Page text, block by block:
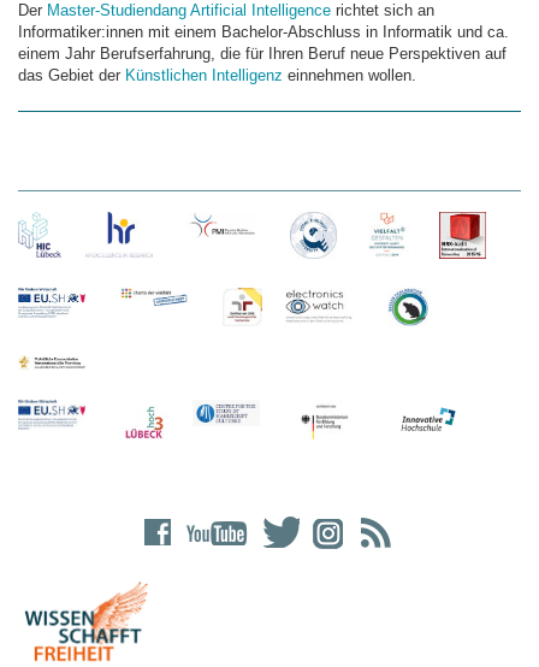
Der Master-Studiendang Artificial Intelligence richtet sich an
Informatiker:innen mit einem Bachelor-Abschluss in Informatik und ca.
einem Jahr Berufserfahrung, die für Ihren Beruf neue Perspektiven auf
das Gebiet der Künstlichen Intelligenz einnehmen wollen.